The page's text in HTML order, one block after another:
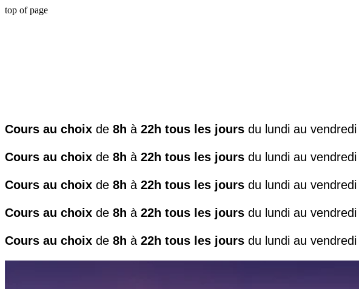
top of page
Cours au choix de 8h à 22h tous les jours du lundi au vendredi
Cours au choix de 8h à 22h tous les jours du lundi au vendredi
Cours au choix de 8h à 22h tous les jours du lundi au vendredi
Cours au choix de 8h à 22h tous les jours du lundi au vendredi
Cours au choix de 8h à 22h tous les jours du lundi au vendredi